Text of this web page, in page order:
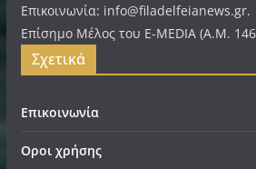
Επικοινωνία: info@filadelfeianews.gr.
Επίσημο Μέλος του E-MEDIA (A.M.
Σχετικά
Επικοινωνία
Οροι χρήσης